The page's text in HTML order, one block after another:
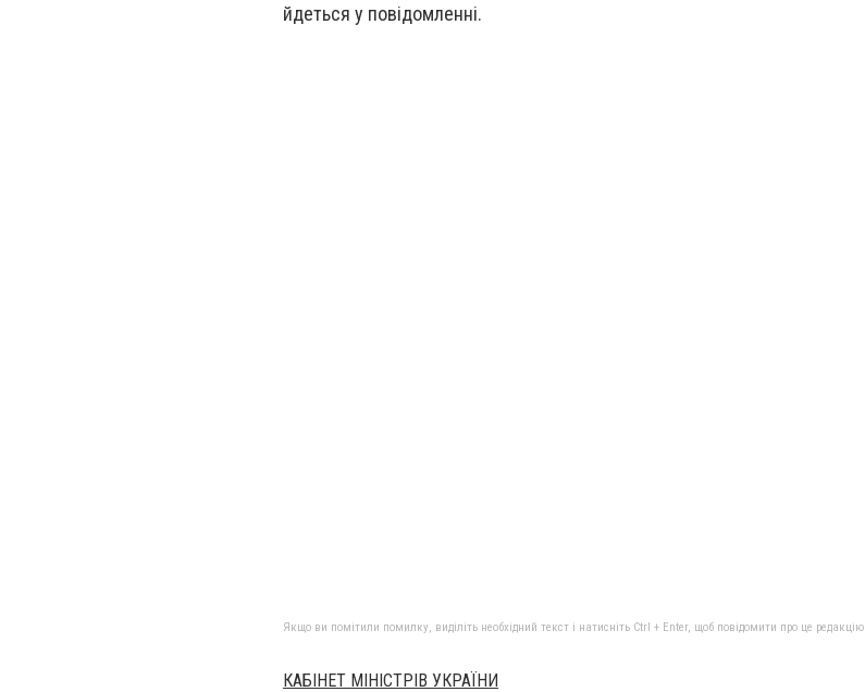
йдеться у повідомленні.
Якщо ви помітили помилку, виділіть необхідний текст і натисніть Ctrl + Enter, щоб повідомити про це редакцію
КАБІНЕТ МІНІСТРІВ УКРАЇНИ